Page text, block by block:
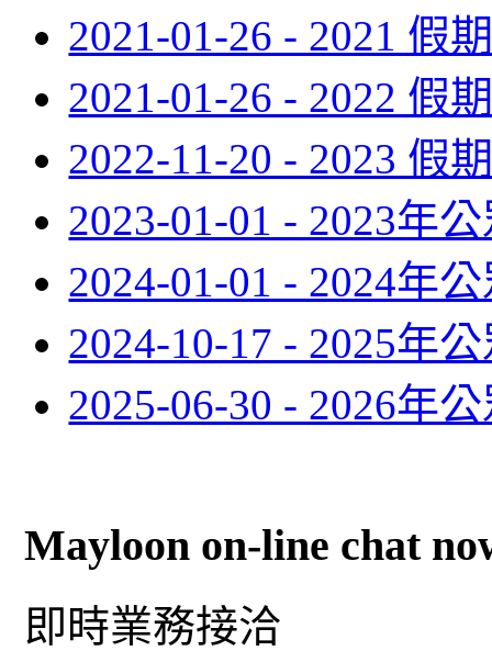
2021-01-26 - 2021 假
2021-01-26 - 2022 假
2022-11-20 - 2023 假
2023-01-01 - 2023年
2024-01-01 - 2024年
2024-10-17 - 2025年
2025-06-30 - 2026年
Mayloon on-line chat
即時業務接洽